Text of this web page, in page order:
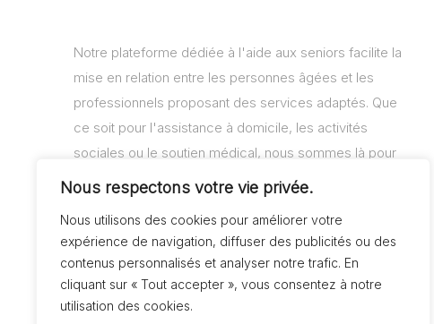
Nous respectons votre vie privée.
Nous utilisons des cookies pour améliorer votre
expérience de navigation, diffuser des publicités ou des
contenus personnalisés et analyser notre trafic. En
cliquant sur « Tout accepter », vous consentez à notre
utilisation des cookies.
Notre plateforme dédiée à l'aide aux seniors facilite la
mise en relation entre les personnes âgées et les
professionnels proposant des services adaptés. Que
ce soit pour l'assistance à domicile, les activités
sociales ou le soutien médical, nous sommes là pour
vous aider à trouver les solutions adaptées à vos